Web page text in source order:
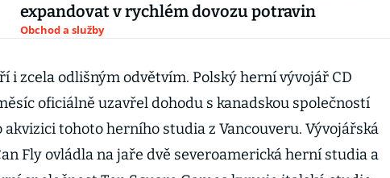
expandovat v rychlém dovozu potravin
Obchod a služby
i zcela odlišným odvětvím. Polský herní vývojář CD
oficiálně uzavřel dohodu s kanadskou společností
akvizici tohoto herního studia z Vancouveru. Vývojářská
Fly ovládla na jaře dvě severoamerická herní studia a